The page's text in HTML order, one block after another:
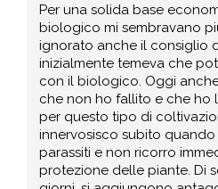
Per una solida base
biologico mi sembravano
ignorato anche il consiglio
inizialmente temeva che
con il biologico. Oggi
che non ho fallito e che ho
per questo tipo di
innervosisco subito
parassiti e non ricorro
protezione delle piante. Di